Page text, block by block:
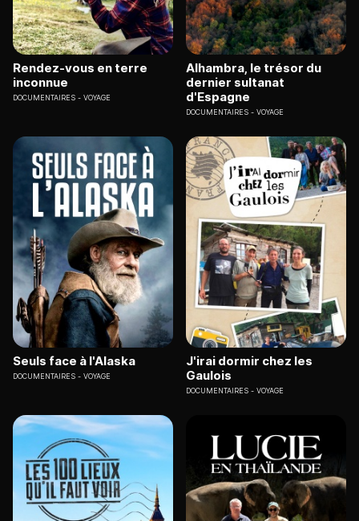
Rendez-vous en terre
inconnue
DOCUMENTAIRES VOYAGE
Alhambra, le trésor du
dernier sultanat
d'Espagne
DOCUMENTAIRES VOYAGE
Seuls face à l'Alaska
DOCUMENTAIRES VOYAGE
J'irai dormir chez les
Gaulois
DOCUMENTAIRES VOYAGE